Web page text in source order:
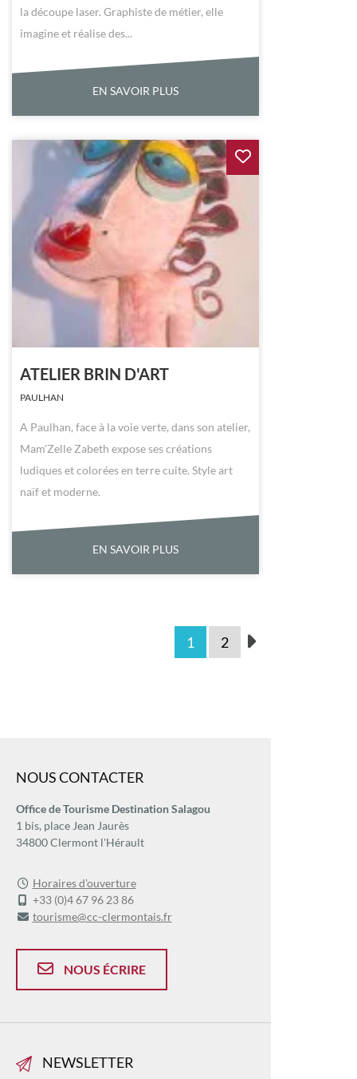
la découpe laser. Graphiste de métier, elle
imagine et réalise des...
EN SAVOIR PLUS
ATELIER BRIN D'ART
PAULHAN
A Paulhan, face à la voie verte, dans son atelier,
Mam'Zelle Zabeth expose ses créations
ludiques et colorées en terre cuite. Style art
naïf et moderne.
EN SAVOIR PLUS
1 2
NOUS CONTACTER
Office de Tourisme Destination Salagou
1 bis, place Jean Jaurès
34800 Clermont l'Hérault
Horaires d'ouverture
+33 (0)4 67 96 23 86
tourisme@cc-clermontais.fr
NOUS ÉCRIRE
NEWSLETTER